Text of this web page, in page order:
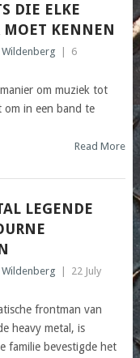
DIE ELKE
MOET KENNEN
6
om muziek tot
om in een band te
Read More
LEGENDE
22 July
frontman van
heavy metal, is
familie bevestigde het